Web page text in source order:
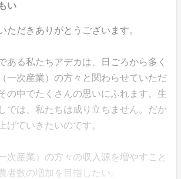
い
ただきありがとうございます。
ある私たちアデカは、日ごろから多く
一次産業）の方々と関わらせていただ
の中でたくさんの思いにふれます。生
では、私たちは成り立ちません。だか
げていきたいのです。
次産業）の方々の収入源を増やすこと
者数の増加を目指したい。